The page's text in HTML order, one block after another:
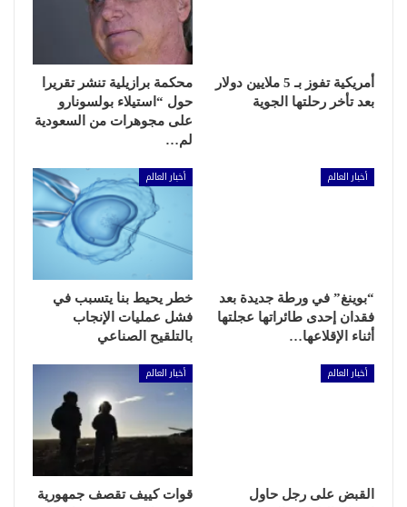
أمريكية تفوز بـ 5 ملايين دولار
بعد تأخر رحلتها الجوية
محكمة برازيلية تنشر تقريرا
حول “استيلاء بولسونارو
على مجوهرات من السعودية
لم…
أخبار العالم
“بوينغ” في ورطة جديدة بعد
فقدان إحدى طائراتها عجلتها
أثناء الإقلاعها…
أخبار العالم
خطر يحيط بنا يتسبب في
فشل عمليات الإنجاب
بالتلقيح الصناعي
أخبار العالم
القبض على رجل حاول
أخبار العالم
قوات كييف تقصف جمهورية